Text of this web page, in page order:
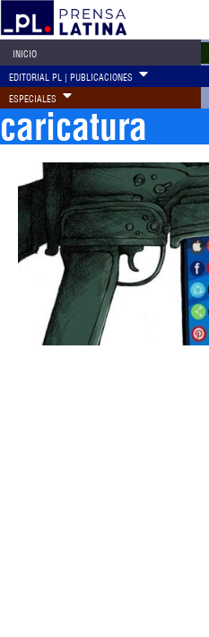
INICIO
EDITORIAL PL | PUBLICACIONES
ESPECIALES
caricatura